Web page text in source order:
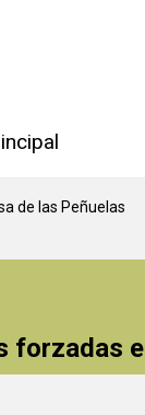
de las Peñuelas
forzadas